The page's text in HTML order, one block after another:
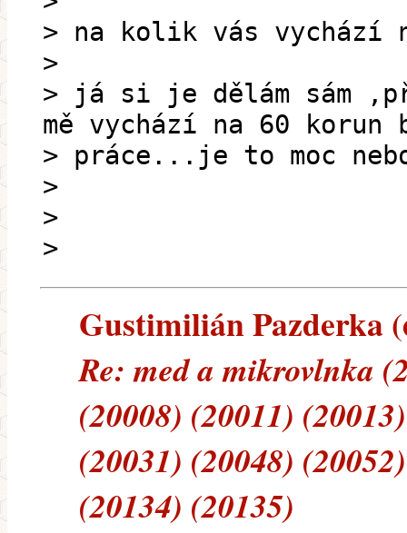
> na kolik vás vychází
>
> já si je dělám sám
mě vychází na 60 korun
> práce...je to moc
>
>
>
Gustimilián Pazderka
Re: med a mikrovlnka
(20008) (20011)
(20031) (20048)
(20134) (20135)